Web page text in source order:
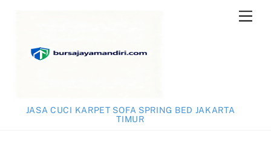
JASA CUCI KARPET SOFA SPRING BED JAKARTA
TIMUR